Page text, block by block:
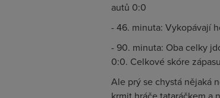
autů 0:0
- 46. minuta: Vykopávají
- 90. minuta: Oba celky
0:0. Celkové skóre
Ale prý se chystá nějaká